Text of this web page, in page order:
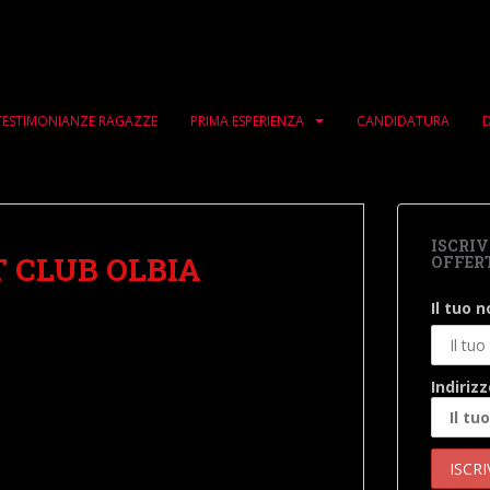
RAGAZZE PRIMA ESPERIENZA CANDIDATURA
CLUB OLBIA
Il tuo